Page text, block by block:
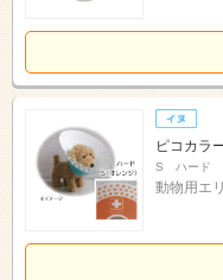
ピコカラ
S ハード
動物用エ